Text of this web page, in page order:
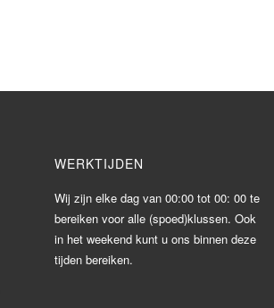
WERKTIJDEN
Wij zijn elke dag van 00:00 tot 00: 00 te
bereiken voor alle (spoed)klussen. Ook
in het weekend kunt u ons binnen deze
tijden bereiken.